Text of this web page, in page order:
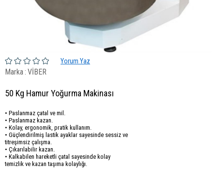
Yorum Yaz
Marka: VİBER
50 Kg Hamur Yoğurma Makinası
• Paslanmaz çatal ve mil.
• Paslanmaz kazan.
• Kolay, ergonomik, pratik kullanım.
• Güçlendirilmiş lastik ayaklar sayesinde sessiz ve
titreşimsiz çalışma.
• Çıkarılabilir kazan.
• Kalkabilen hareketli çatal sayesinde kolay
temizlik ve kazan taşıma kolaylığı.